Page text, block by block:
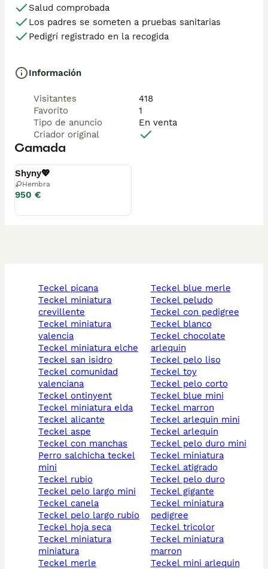
Salud comprobada
Los padres se someten a pruebas sanitarias
Pedigrí registrado en la recogida
Información
Visitantes
418
Favorito
1
Tipo de anuncio
En venta
Criador original
Camada
Shyny💖
Hembra
950 €
teckel picana
teckel miniatura
crevillente
teckel miniatura
valencia
teckel miniatura elche
teckel san isidro
teckel comunidad
valenciana
teckel ontinyent
teckel miniatura elda
teckel alicante
teckel aspe
teckel con manchas
perro salchicha teckel
mini
teckel rubio
teckel pelo largo mini
teckel canela
teckel pelo largo rubio
teckel hoja seca
teckel miniatura
miniatura
teckel merle
teckel blue merle
teckel peludo
teckel con pedigree
teckel blanco
teckel chocolate
arlequin
teckel pelo liso
teckel toy
teckel pelo corto
teckel blue mini
teckel marron
teckel arlequin mini
teckel arlequin
teckel pelo duro mini
teckel miniatura
teckel atigrado
teckel pelo duro
teckel gigante
teckel miniatura
pedigree
teckel tricolor
teckel miniatura
marron
teckel mini arlequin